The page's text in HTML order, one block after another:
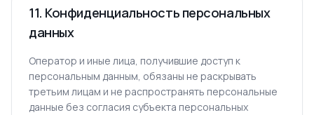
11. Конфиденциальность персональных
данных
Оператор и иные лица, получившие доступ к
персональным данным, обязаны не раскрывать
третьим лицам и не распространять персональные
данные без согласия субъекта персональных